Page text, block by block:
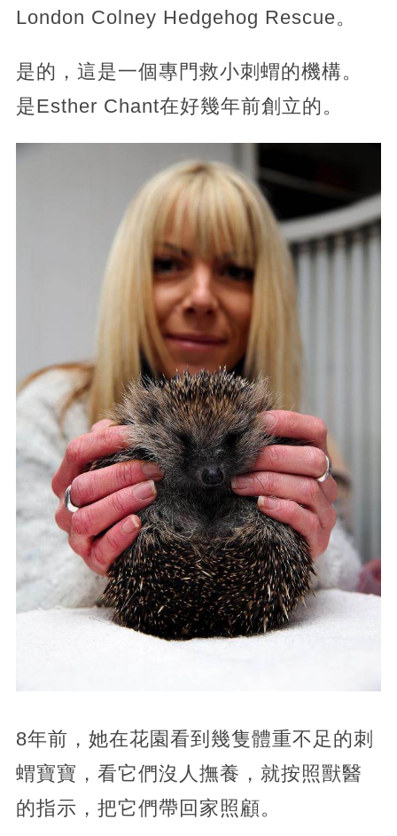
London Colney Hedgehog Rescue。
是的，這是一個專門救小刺蝟的機構。
是Esther Chant在好幾年前創立的。
8年前，她在花園看到幾隻體重不足的刺
蝟寶寶，看它們沒人撫養，就按照獸醫
的指示，把它們帶回家照顧。